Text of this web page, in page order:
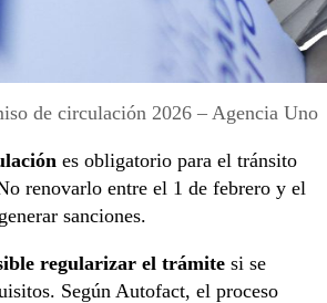
de circulación 2026 – Agencia Uno
es obligatorio para el tránsito
renovarlo entre el 1 de febrero y el
sanciones.
regularizar el trámite si se
Según Autofact, el proceso